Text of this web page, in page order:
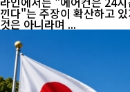
낀다"는 주장이 확산하고
것은 아니라며 ...